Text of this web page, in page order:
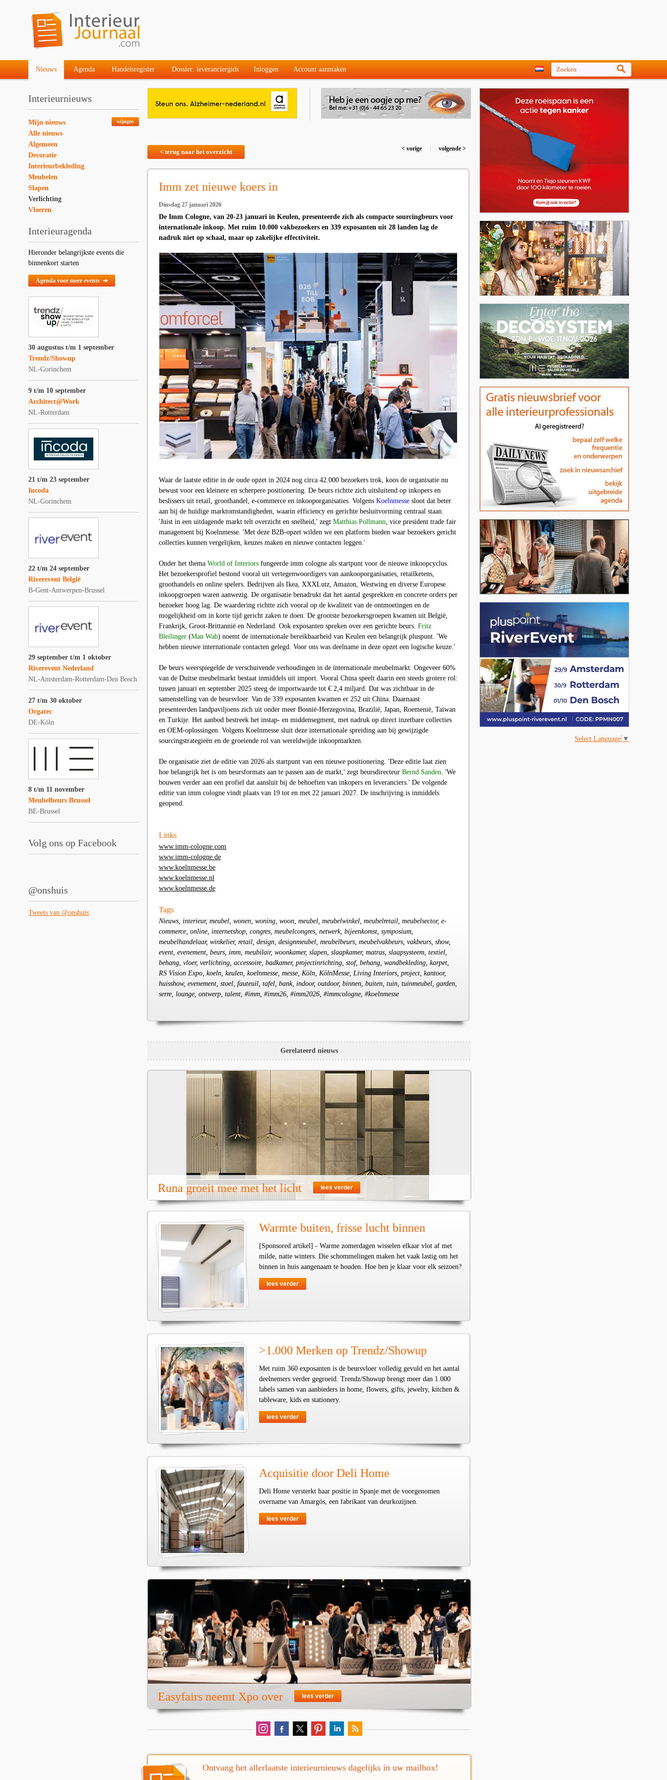
Nieuws Agenda Handelsregister Dossier: leveranciergids Inloggen Account aanmaken
Interieurnieuws
wijzigen
Mijn nieuws
Alle nieuws
Algemeen
Decoratie
Interieurbekleding
Meubelen
Slapen
Verlichting
Vloeren
Interieuragenda
Hieronder belangrijkste events die
binnenkort starten
Agenda voor meer events ➔
30 augustus t/m 1 september
Trendz/Showup
NL-Gorinchem
9 t/m 10 september
Architect@Work
NL-Rotterdam
21 t/m 23 september
Incoda
NL-Gorinchem
22 t/m 24 september
Riverevent België
B-Gent-Antwerpen-Brussel
29 september t/m 1 oktober
Riverevent Nederland
NL-Amsterdam-Rotterdam-Den Bosch
27 t/m 30 oktober
Orgatec
DE-Köln
8 t/m 11 november
Meubelbeurs Brussel
BE-Brussel
Volg ons op Facebook
@onshuis
Tweets van @onshuis
< terug naar het overzicht < vorige volgende >
Imm zet nieuwe koers in
Dinsdag 27 januari 2026
De Imm Cologne, van 20-23 januari in Keulen, presenteerde zich als compacte sourcingbeurs voor
internationale inkoop. Met ruim 10.000 vakbezoekers en 339 exposanten uit 28 landen lag de
nadruk niet op schaal, maar op zakelijke effectiviteit.
Waar de laatste editie in de oude opzet in 2024 nog circa 42.000 bezoekers trok, koos de organisatie nu
bewust voor een kleinere en scherpere positionering. De beurs richtte zich uitsluitend op inkopers en
beslissers uit retail, groothandel, e-commerce en inkooporganisaties. Volgens Koelnmesse sloot dat beter
aan bij de huidige marktomstandigheden, waarin efficiency en gerichte besluitvorming centraal staan.
'Juist in een uitdagende markt telt overzicht en snelheid,' zegt Matthias Pollmann, vice president trade fair
management bij Koelnmesse. 'Met deze B2B-opzet wilden we een platform bieden waar bezoekers gericht
collecties kunnen vergelijken, keuzes maken en nieuwe contacten leggen.'
Onder het thema World of Interiors fungeerde imm cologne als startpunt voor de nieuwe inkoopcyclus.
Het bezoekersprofiel bestond vooral uit vertegenwoordigers van aankooporganisaties, retailketens,
groothandels en online spelers. Bedrijven als Ikea, XXXLutz, Amazon, Westwing en diverse Europese
inkoopgroepen waren aanwezig. De organisatie benadrukt dat het aantal gesprekken en concrete orders per
bezoeker hoog lag. De waardering richtte zich vooral op de kwaliteit van de ontmoetingen en de
mogelijkheid om in korte tijd gericht zaken te doen. De grootste bezoekersgroepen kwamen uit België,
Frankrijk, Groot-Brittannië en Nederland. Ook exposanten spreken over een gerichte beurs. Fritz
Bleilinger (Man Wah) noemt de internationale bereikbaarheid van Keulen een belangrijk pluspunt. 'We
hebben nieuwe internationale contacten gelegd. Voor ons was deelname in deze opzet een logische keuze.'
De beurs weerspiegelde de verschuivende verhoudingen in de internationale meubelmarkt. Ongeveer 60%
van de Duitse meubelmarkt bestaat inmiddels uit import. Vooral China speelt daarin een steeds grotere rol:
tussen januari en september 2025 steeg de importwaarde tot € 2,4 miljard. Dat was zichtbaar in de
samenstelling van de beursvloer. Van de 339 exposanten kwamen er 252 uit China. Daarnaast
presenteerden landpaviljoens zich uit onder meer Bosnië-Herzegovina, Brazilië, Japan, Roemenië, Taiwan
en Turkije. Het aanbod bestreek het instap- en middensegment, met nadruk op direct inzetbare collecties
en OEM-oplossingen. Volgens Koelnmesse sluit deze internationale spreiding aan bij gewijzigde
sourcingstrategieën en de groeiende rol van wereldwijde inkoopmarkten.
De organisatie ziet de editie van 2026 als startpunt van een nieuwe positionering. 'Deze editie laat zien
hoe belangrijk het is om beursformats aan te passen aan de markt,' zegt beursdirecteur Bernd Sanden. 'We
bouwen verder aan een profiel dat aansluit bij de behoeften van inkopers en leveranciers.' De volgende
editie van imm cologne vindt plaats van 19 tot en met 22 januari 2027. De inschrijving is inmiddels
geopend.
Links
www.imm-cologne.com
www.imm-cologne.de
www.koelnmesse.be
www.koelnmesse.nl
www.koelnmesse.de
Tags
Nieuws, interieur, meubel, wonen, woning, woon, meubel, meubelwinkel, meubelretail, meubelsector, e-
commerce, online, internetshop, congres, meubelcongres, netwerk, bijeenkomst, symposium,
meubelhandelaar, winkelier, retail, design, designmeubel, meubelbeurs, meubelvakbeurs, vakbeurs, show,
event, evenement, beurs, imm, meubilair, woonkamer, slapen, slaapkamer, matras, slaapsysteem, textiel,
behang, vloer, verlichting, accessoire, badkamer, projectinrichting, stof, behang, wandbekleding, karpet,
RS Vision Expo, koeln, keulen, koelnmesse, messe, Köln, KölnMesse, Living Interiors, project, kantoor,
huisshow, evenement, stoel, fauteuil, tafel, bank, indoor, outdoor, binnen, buiten, tuin, tuinmeubel, garden,
serre, lounge, ontwerp, talent, #imm, #imm26, #imm2026, #immcologne, #koelnmesse
Gerelateerd nieuws
Runa groeit mee met het licht lees verder
Warmte buiten, frisse lucht binnen
[Sponsored artikel] - Warme zomerdagen wisselen elkaar vlot af met
milde, natte winters. Die schommelingen maken het vaak lastig om het
binnen in huis aangenaam te houden. Hoe ben je klaar voor elk seizoen?
lees verder
>1.000 Merken op Trendz/Showup
Met ruim 360 exposanten is de beursvloer volledig gevuld en het aantal
deelnemers verder gegroeid. Trendz/Showup brengt meer dan 1.000
labels samen van aanbieders in home, flowers, gifts, jewelry, kitchen &
tableware, kids en stationery.
lees verder
Acquisitie door Deli Home
Deli Home versterkt haar positie in Spanje met de voorgenomen
overname van Amargós, een fabrikant van deurkozijnen.
lees verder
Easyfairs neemt Xpo over lees verder
Ontvang het allerlaatste interieurnieuws dagelijks in uw mailbox!
Select Language ▼